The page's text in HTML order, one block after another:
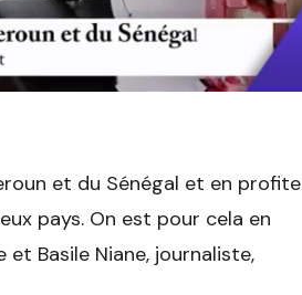
et du Sénégal et en profite
pays. On est pour cela en
Basile Niane, journaliste,